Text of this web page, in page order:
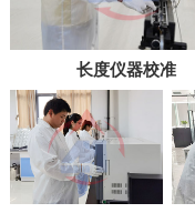
长度仪器校准